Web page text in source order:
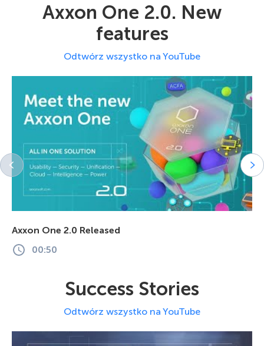
Axxon One 2.0. New
features
Odtwórz wszystko na YouTube
Axxon One 2.0 Released
00:50
Success Stories
Odtwórz wszystko na YouTube